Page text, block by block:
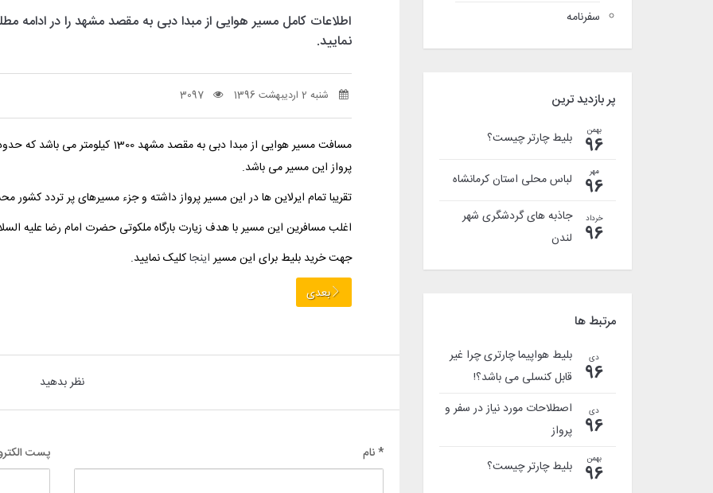
سفرنامه
پر بازدید ترین
بهمن
96 بلیط چارتر چیست؟
مهر
96 لباس محلی استان کرمانشاه
خرداد
96
جاذبه های گردشگری شهر
لندن
مرتبط ها
دی
96
بلیط هواپیما چارتری چرا غیر
قابل کنسلی می باشد؟!
دی
96
اصطلاحات مورد نیاز در سفر و
پرواز
بهمن
96 بلیط چارتر چیست؟
اطلاعات کامل مسیر هوایی از مبدا دبی به مقصد مشهد را در ادامه
نمایید.
شنبه 2 اردیبهشت 1396 3097
مسافت مسیر هوایی از مبدا دبی به مقصد مشهد 1300 کیلومتر می باشد که حدود 2 ساعت و 15 دقیقه طبق محاسبه
پرواز این مسیر می باشد.
تقریبا تمام ایرلاین ها در این مسیر پرواز داشته و جزء مسیرهای پر تردد
اغلب مسافرین این مسیر با هدف زیارت بارگاه ملکوتی حضرت امام رضا علیه
جهت خرید بلیط برای این مسیر اینجاکلیک نمایید.
بعدی
نظر بدهید
* نام پست